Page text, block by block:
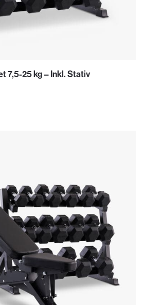
7,5-25 kg – Inkl. Stativ